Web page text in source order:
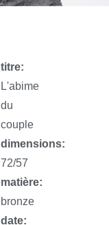
titre:
L'abime
du
couple
dimensions:
72/57
matière:
bronze
date: